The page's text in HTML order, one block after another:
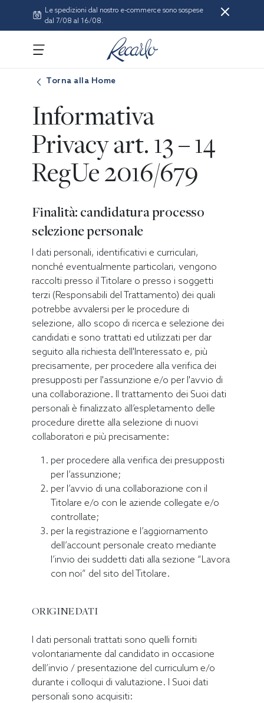
Le spedizioni dal nostro e-commerce sono sospese
dal 7/08 al 16/08.
Torna alla Home
Informativa
Privacy art. 13 – 14
RegUe 2016/679
Finalità: candidatura processo
selezione personale
I dati personali, identificativi e curriculari,
nonché eventualmente particolari, vengono
raccolti presso il Titolare o presso i soggetti
terzi (Responsabili del Trattamento) dei quali
potrebbe avvalersi per le procedure di
selezione, allo scopo di ricerca e selezione dei
candidati e sono trattati ed utilizzati per dar
seguito alla richiesta dell'Interessato e, più
precisamente, per procedere alla verifica dei
presupposti per l'assunzione e/o per l'avvio di
una collaborazione. Il trattamento dei Suoi dati
personali è finalizzato all’espletamento delle
procedure dirette alla selezione di nuovi
collaboratori e più precisamente:
per procedere alla verifica dei presupposti
per l’assunzione;
per l’avvio di una collaborazione con il
Titolare e/o con le aziende collegate e/o
controllate;
per la registrazione e l’aggiornamento
dell’account personale creato mediante
l’invio dei suddetti dati alla sezione “Lavora
con noi” del sito del Titolare.
ORIGINE DATI
I dati personali trattati sono quelli forniti
volontariamente dal candidato in occasione
dell’invio / presentazione del curriculum e/o
durante i colloqui di valutazione. I Suoi dati
personali sono acquisiti: